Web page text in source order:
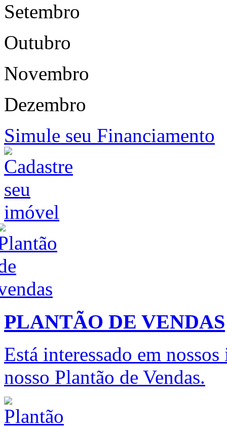
Setembro
Outubro
Novembro
Dezembro
Simule seu Financiamento
PLANTÃO DE VENDAS
Está interessado em
nosso Plantão de Vendas.